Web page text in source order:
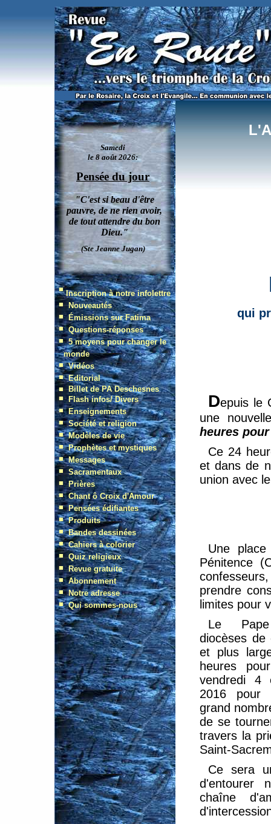
qui
Depuis le
une
heures
Ce 24
et dans de
union avec
Une
Pénitence
prendre
limites pour
Le
diocèses de
et plus
heures
vendredi 4
2016 pour
grand
de se
travers la
Saint-
Ce sera
d'entourer
chaîne